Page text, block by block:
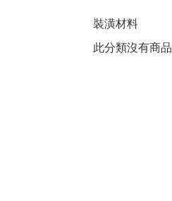
裝潢材料
此分類沒有商品